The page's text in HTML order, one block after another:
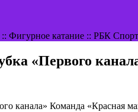
:: Фигурное катание :: РБК Спорт
«Первого
канала» Команда «Красная